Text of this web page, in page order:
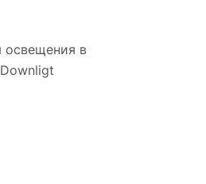
освещения в